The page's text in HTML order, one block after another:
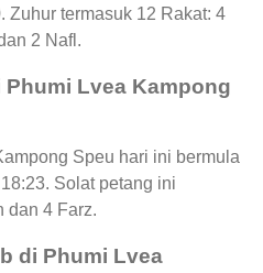
Zuhur termasuk 12 Rakat: 4
2 Nafl.
Lvea Kampong
Speu hari ini bermula
Solat petang ini
dan 4 Farz.
di Phumi Lvea